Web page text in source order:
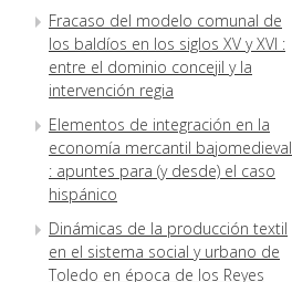
Fracaso del modelo comunal de
los baldíos en los siglos XV y XVI :
entre el dominio concejil y la
intervención regia
Elementos de integración en la
economía mercantil bajomedieval
: apuntes para (y desde) el caso
hispánico
Dinámicas de la producción textil
en el sistema social y urbano de
Toledo en época de los Reyes